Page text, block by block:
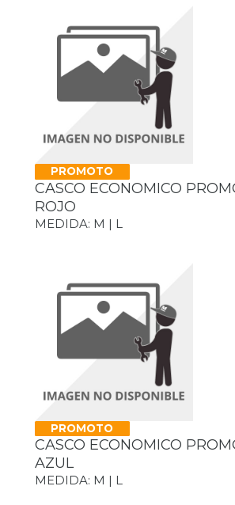
PROMOTO
CASCO ECONOMICO
ROJO
MEDIDA: M | L
PROMOTO
CASCO ECONOMICO
AZUL
MEDIDA: M | L